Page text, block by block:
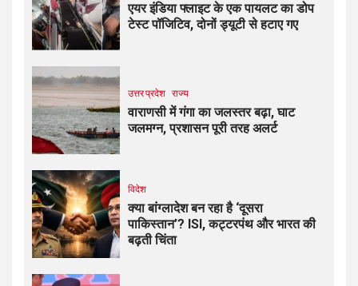
एयर इंडिया फ्लाइट के एक पायलट का डोप
टेस्ट पॉजिटिव, दोनों ड्यूटी से हटाए गए
उत्तर प्रदेश राज्य
वाराणसी में गंगा का जलस्तर बढ़ा, घाट
जलमग्न, प्रशासन पूरी तरह अलर्ट
विदेश
क्या बांग्लादेश बन रहा है ‘दूसरा
पाकिस्तान’? ISI, कट्टरपंथ और भारत की
बढ़ती चिंता